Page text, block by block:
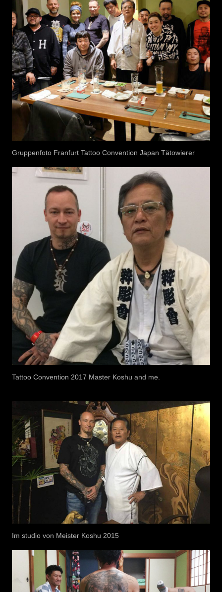
Gruppenfoto Franfurt Tattoo Convention Japan Tätowierer
Tattoo Convention 2017 Master Koshu and me.
Im studio von Meister Koshu 2015